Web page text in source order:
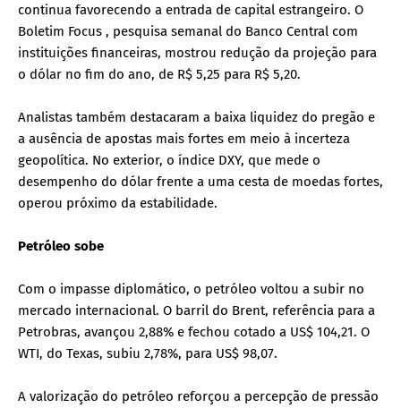
continua favorecendo a entrada de capital estrangeiro. O
Boletim Focus , pesquisa semanal do Banco Central com
instituições financeiras, mostrou redução da projeção para
o dólar no fim do ano, de R$ 5,25 para R$ 5,20.
Analistas também destacaram a baixa liquidez do pregão e
a ausência de apostas mais fortes em meio à incerteza
geopolítica. No exterior, o índice DXY, que mede o
desempenho do dólar frente a uma cesta de moedas fortes,
operou próximo da estabilidade.
Petróleo sobe
Com o impasse diplomático, o petróleo voltou a subir no
mercado internacional. O barril do Brent, referência para a
Petrobras, avançou 2,88% e fechou cotado a US$ 104,21. O
WTI, do Texas, subiu 2,78%, para US$ 98,07.
A valorização do petróleo reforçou a percepção de pressão